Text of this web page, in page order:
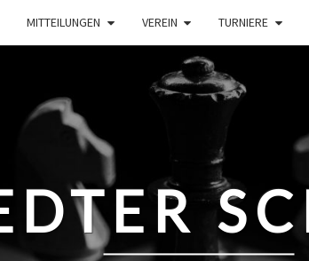
MITTEILUNGEN VEREIN TURNIERE